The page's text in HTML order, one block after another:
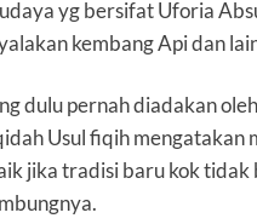
yg bersifat Uforia
kembang Api dan
dulu pernah diadakan
Usul fiqih mengatakan
jika tradisi baru kok